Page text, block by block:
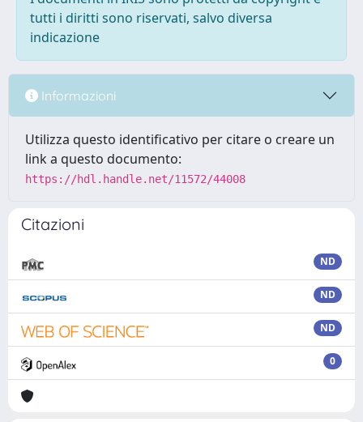
tutti i diritti sono riservati, salvo diversa
indicazione
Informazioni
Utilizza questo identificativo per citare o creare un
link a questo documento:
https://hdl.handle.net/11572/44008
Citazioni
ND
ND
ND
0